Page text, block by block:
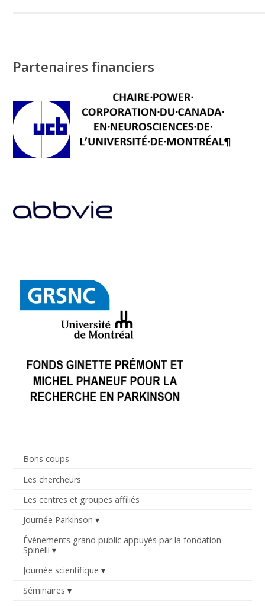
Bons coups
Les chercheurs
Les centres et groupes affiliés
Journée Parkinson
Événements grand public appuyés par la fondation
Spinelli
Journée scientifique
Séminaires
Partenaires financiers